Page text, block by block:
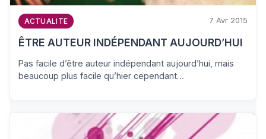
ACTUALITE 7 Avr 2015
ÊTRE AUTEUR INDÉPENDANT AUJOURD’HUI
Pas facile d’être auteur indépendant aujourd’hui, mais
beaucoup plus facile qu’hier cependant…